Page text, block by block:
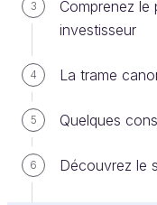
3
Comprenez
investisseur
4 La trame
5 Quelques
6 Découvrez le
Venez découvrir
Qui sont-ils ?
Quels